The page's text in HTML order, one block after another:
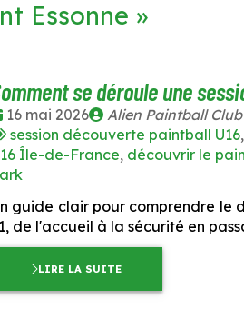
Essonne »
se déroule une
Date
:
16 mai 2026
Publié
par
Alien Paintball Club
Tags
:
session découverte paintball U16,
Île-de-France, découvrir le
guide clair pour comprendre le
de l'accueil à la sécurité en
LIRE LA SUITE